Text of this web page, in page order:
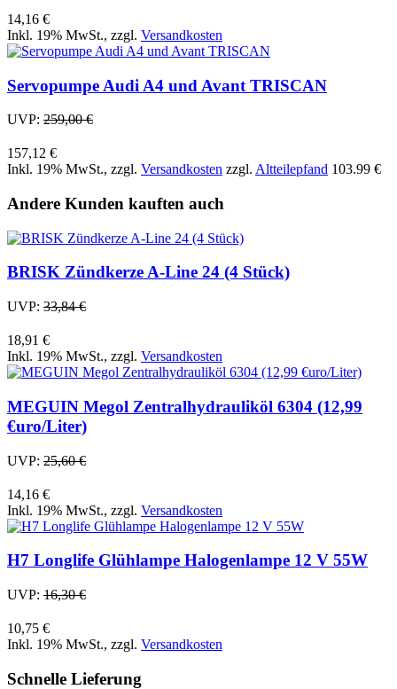
14,16 €
Inkl. 19% MwSt., zzgl. Versandkosten
Servopumpe Audi A4 und Avant TRISCAN
UVP: 259,00 €
157,12 €
Inkl. 19% MwSt., zzgl. Versandkosten zzgl. Altteilepfand 103.99 €
Andere Kunden kauften auch
BRISK Zündkerze A-Line 24 (4 Stück)
UVP: 33,84 €
18,91 €
Inkl. 19% MwSt., zzgl. Versandkosten
MEGUIN Megol Zentralhydrauliköl 6304 (12,99
€uro/Liter)
UVP: 25,60 €
14,16 €
Inkl. 19% MwSt., zzgl. Versandkosten
H7 Longlife Glühlampe Halogenlampe 12 V 55W
UVP: 16,30 €
10,75 €
Inkl. 19% MwSt., zzgl. Versandkosten
Schnelle Lieferung